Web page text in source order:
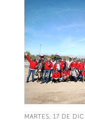
MARTES, 17 DE